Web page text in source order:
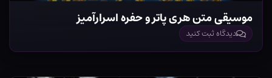
موسیقی متن هری پاتر و حفره اسرارآمیز
دیدگاه ثبت کنید